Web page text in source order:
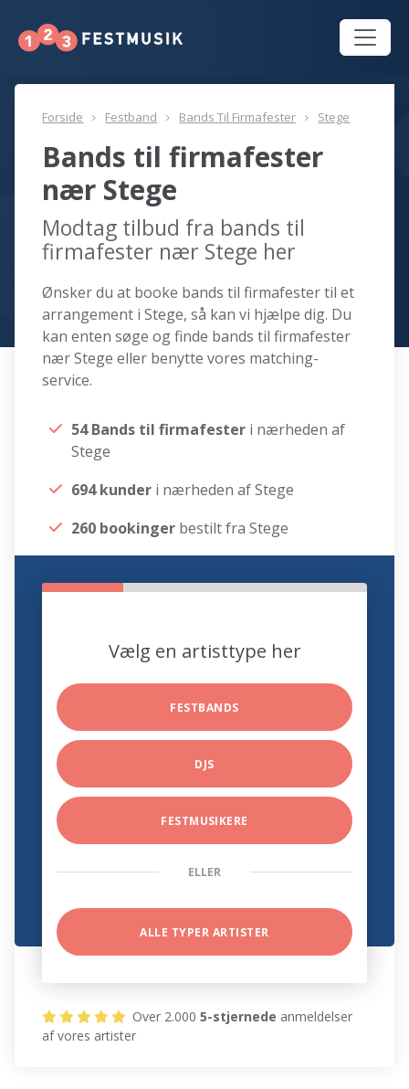
Forside Festband Bands Til Firmafester Stege
Bands til firmafester
nær Stege
Modtag tilbud fra bands til
firmafester nær Stege her
Ønsker du at booke bands til firmafester til et
arrangement i Stege, så kan vi hjælpe dig. Du
kan enten søge og finde bands til firmafester
nær Stege eller benytte vores matching-
service.
54 Bands til firmafester i nærheden af
Stege
694 kunder i nærheden af Stege
260 bookinger bestilt fra Stege
Vælg en artisttype her
FESTBANDS
DJS
FESTMUSIKERE
ELLER
ALLE TYPER ARTISTER
Over 2.0005-stjernede anmeldelser
af vores artister